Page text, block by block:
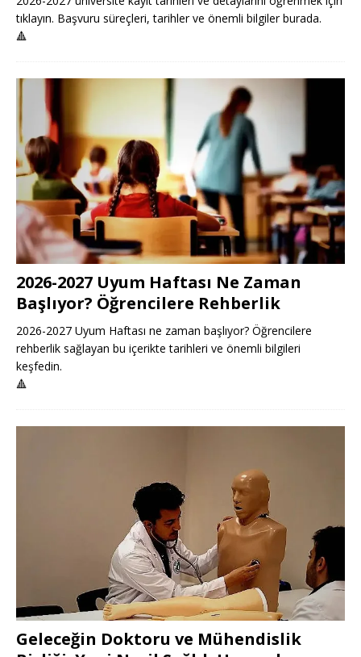
tıklayın. Başvuru süreçleri, tarihler ve önemli bilgiler burada.
🔺
2026-2027 Uyum Haftası Ne Zaman
Başlıyor? Öğrencilere Rehberlik
2026-2027 Uyum Haftası ne zaman başlıyor? Öğrencilere
rehberlik sağlayan bu içerikte tarihleri ve önemli bilgileri
keşfedin.
🔺
Geleceğin Doktoru ve Mühendislik